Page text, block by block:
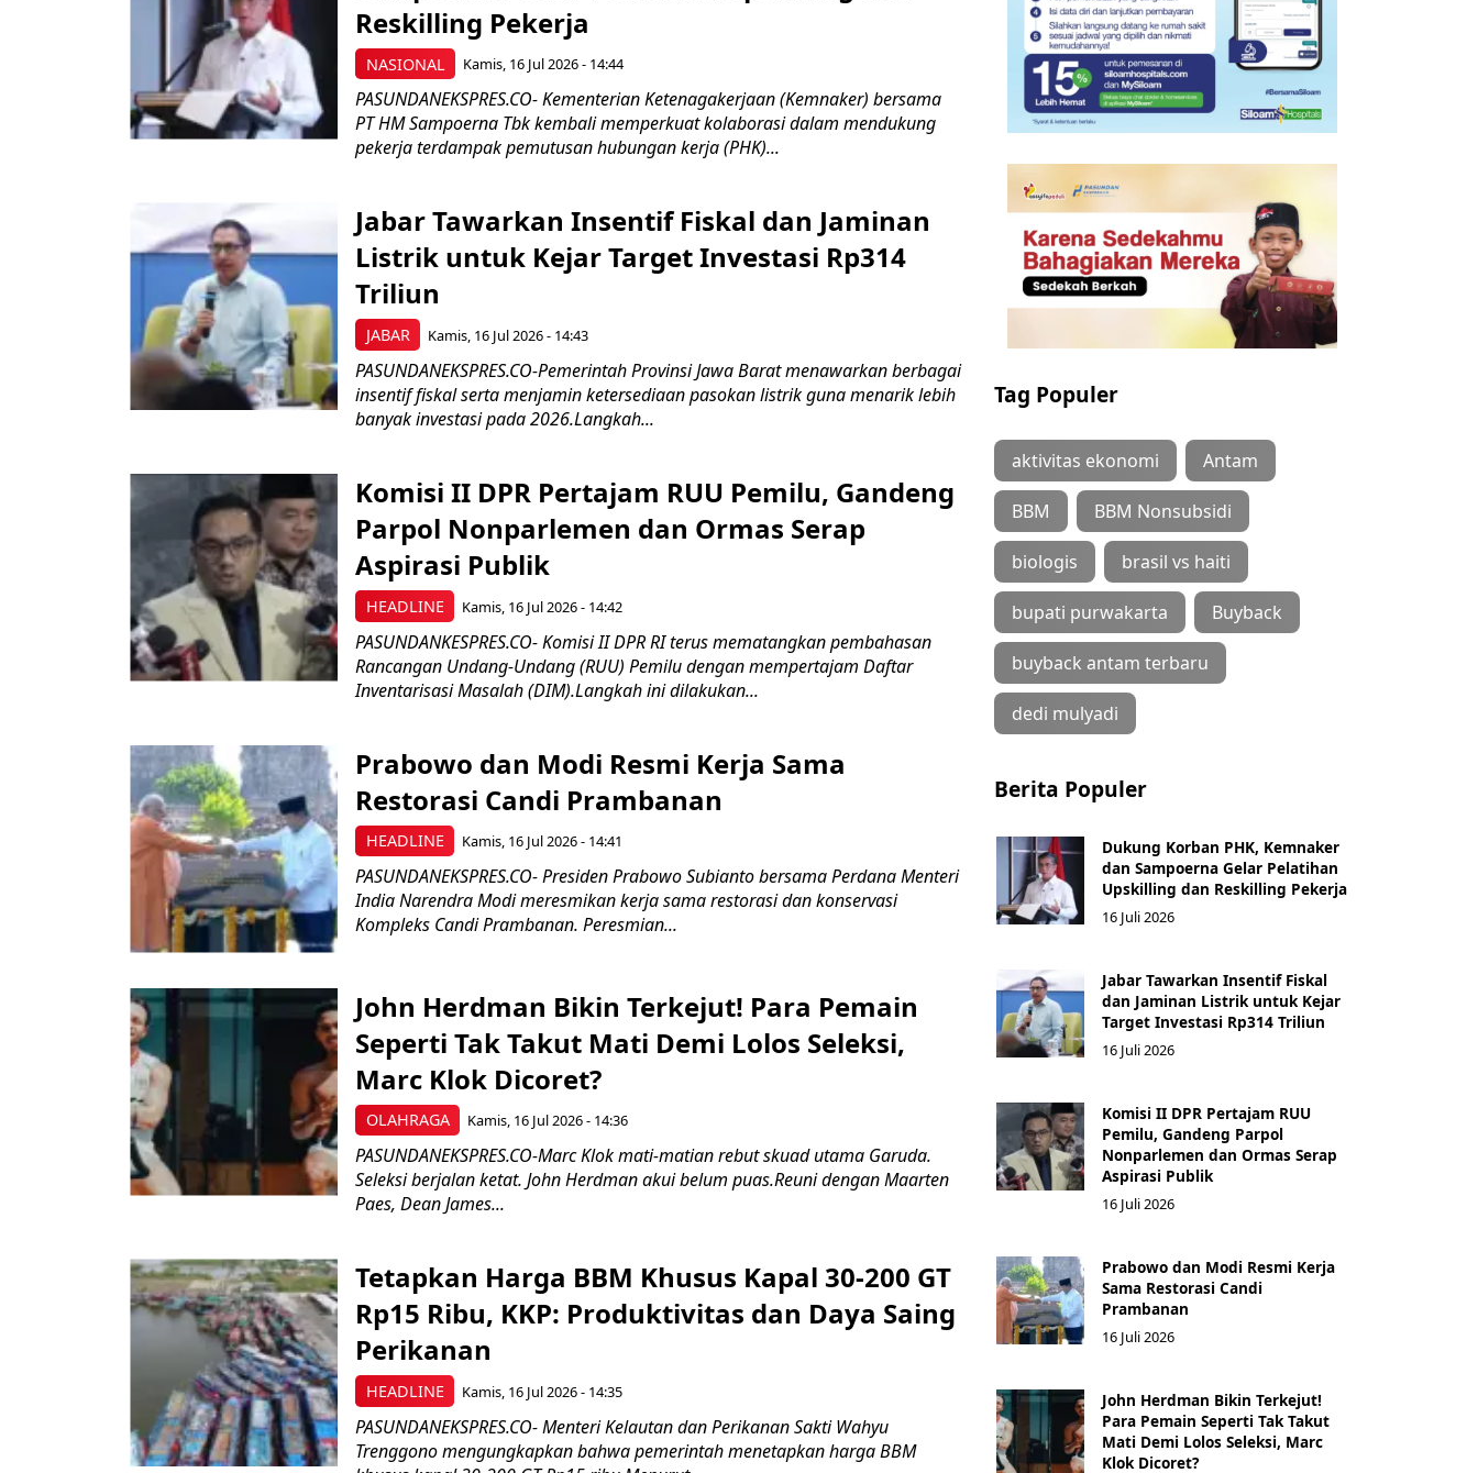
NASIONAL
Reskilling Pekerja
Kamis, 16 Jul 2026 - 14:44
PASUNDANEKSPRES.CO- Kementerian Ketenagakerjaan (Kemnaker) bersama
PT HM Sampoerna Tbk kembali memperkuat kolaborasi dalam mendukung
pekerja terdampak pemutusan hubungan kerja (PHK)...
JABAR
Jabar Tawarkan Insentif Fiskal dan Jaminan
Listrik untuk Kejar Target Investasi Rp314
Triliun
Kamis, 16 Jul 2026 - 14:43
PASUNDANEKSPRES.CO-Pemerintah Provinsi Jawa Barat menawarkan berbagai
insentif fiskal serta menjamin ketersediaan pasokan listrik guna menarik lebih
banyak investasi pada 2026.Langkah...
HEADLINE
Komisi II DPR Pertajam RUU Pemilu, Gandeng
Parpol Nonparlemen dan Ormas Serap
Aspirasi Publik
Kamis, 16 Jul 2026 - 14:42
PASUNDANKESPRES.CO- Komisi II DPR RI terus mematangkan pembahasan
Rancangan Undang-Undang (RUU) Pemilu dengan mempertajam Daftar
Inventarisasi Masalah (DIM).Langkah ini dilakukan...
HEADLINE
Prabowo dan Modi Resmi Kerja Sama
Restorasi Candi Prambanan
Kamis, 16 Jul 2026 - 14:41
PASUNDANEKSPRES.CO- Presiden Prabowo Subianto bersama Perdana Menteri
India Narendra Modi meresmikan kerja sama restorasi dan konservasi
Kompleks Candi Prambanan. Peresmian...
OLAHRAGA
John Herdman Bikin Terkejut! Para Pemain
Seperti Tak Takut Mati Demi Lolos Seleksi,
Marc Klok Dicoret?
Kamis, 16 Jul 2026 - 14:36
PASUNDANEKSPRES.CO-Marc Klok mati-matian rebut skuad utama Garuda.
Seleksi berjalan ketat. John Herdman akui belum puas.Reuni dengan Maarten
Paes, Dean James...
HEADLINE
Tetapkan Harga BBM Khusus Kapal 30-200 GT
Rp15 Ribu, KKP: Produktivitas dan Daya Saing
Perikanan
Kamis, 16 Jul 2026 - 14:35
PASUNDANEKSPRES.CO- Menteri Kelautan dan Perikanan Sakti Wahyu
Trenggono mengungkapkan bahwa pemerintah menetapkan harga BBM
Tag Populer
aktivitas ekonomi Antam
BBM BBM Nonsubsidi
biologis brasil vs haiti
bupati purwakarta Buyback
buyback antam terbaru
dedi mulyadi
Berita Populer
Dukung Korban PHK, Kemnaker
dan Sampoerna Gelar Pelatihan
Upskilling dan Reskilling Pekerja
16 Juli 2026
Jabar Tawarkan Insentif Fiskal
dan Jaminan Listrik untuk Kejar
Target Investasi Rp314 Triliun
16 Juli 2026
Komisi II DPR Pertajam RUU
Pemilu, Gandeng Parpol
Nonparlemen dan Ormas Serap
Aspirasi Publik
16 Juli 2026
Prabowo dan Modi Resmi Kerja
Sama Restorasi Candi
Prambanan
16 Juli 2026
John Herdman Bikin Terkejut!
Para Pemain Seperti Tak Takut
Mati Demi Lolos Seleksi, Marc
Klok Dicoret?